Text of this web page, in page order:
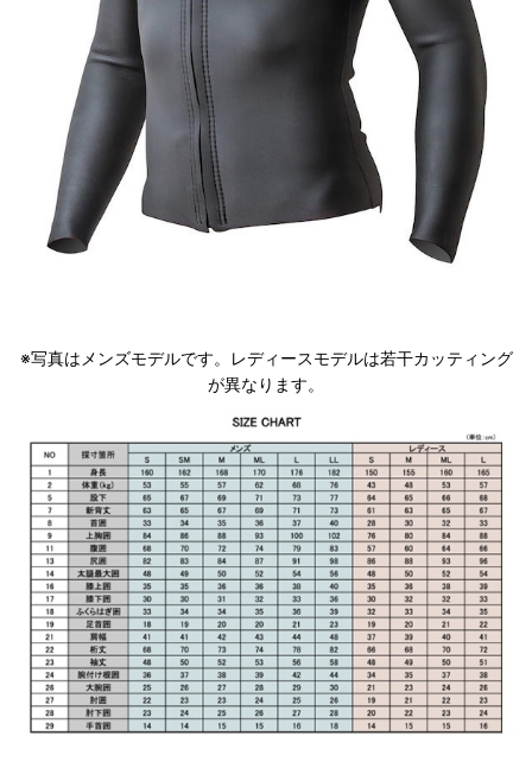
※写真はメンズモデルです。レディースモデルは若干カッティング
が異なります。